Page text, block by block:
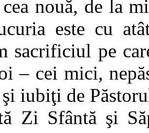
nouă, de la
este cu
sacrificiul pe
– cei mici,
iubiţi de
Zi Sfântă şi